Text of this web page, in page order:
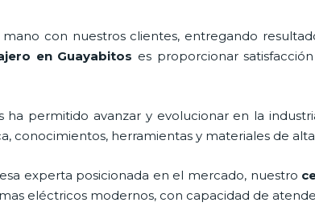
mano con nuestros clientes, entregando
en Guayabitos es proporcionar
ha permitido avanzar y evolucionar en la
conocimientos, herramientas y materiales de
experta posicionada en el mercado, nuestro
eléctricos modernos, con capacidad de